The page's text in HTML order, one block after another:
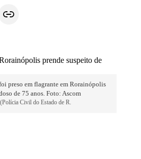
preso em flagrante em Rorainópolis
de 75 anos. Foto: Ascom
Civil do Estado de R.